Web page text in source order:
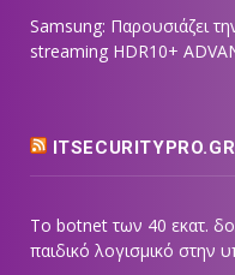
Samsung: Παρουσιάζει
streaming HDR10+
ITSECURITYPRO.GR
Το botnet των 40 εκατ.
παιδικό λογισμικό στην